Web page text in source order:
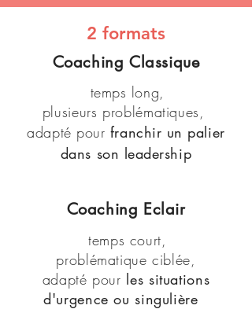
2 formats
Coaching Classique
temps long,
plusieurs problématiques,
adapté pour franchir un palier
dans son leadership
Coaching Eclair
temps court,
problématique ciblée,
adapté pour les situations
d'urgence ou singulière